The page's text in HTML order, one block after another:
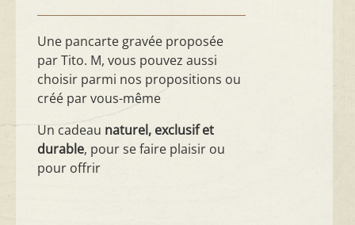
Une pancarte gravée proposée
par Tito. M, vous pouvez aussi
choisir parmi nos propositions ou
créé par vous-même
Un cadeau naturel, exclusif et
durable, pour se faire plaisir ou
pour offrir